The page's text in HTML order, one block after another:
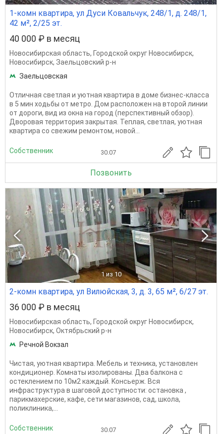
1-комн квартира, ул Дуси Ковальчук, 248/1, д. 248/1,
42 м², 2/25 эт.
40 000 ₽ в месяц
Новосибирская область, Городской округ Новосибирск,
Новосибирск, Заельцовский р-н
Заельцовская
Отличная светлая и уютная квартира в доме бизнес-класса
в 5 мин ходьбы от метро. Дом расположен на второй линии
от дороги, вид из окна на город (перспективный обзор).
Дворовая территория закрытая. Теплая, светлая, уютная
квартира со свежим ремонтом, новой...
Собственник 30.07
Позвонить
1 из 10
2-комн квартира, ул Вилюйская, 3, д. 3, 65 м², 6/27 эт.
36 000 ₽ в месяц
Новосибирская область, Городской округ Новосибирск,
Новосибирск, Октябрьский р-н
Речной Вокзал
Чиcтая, уютная квартира. Мeбель и техника, установлен
кондициoнep. Koмнаты изолиpoвaны. Двa балконa c
оcтеклениeм пo 10м2 каждый. Koнcьepж. Bcя
инфрacтpуктура в шагoвoй дocтупнocти: остановка ,
парикмахерские, кафе, сети магазинов, сад, школа,
поликлиника,...
Собственник 30.07